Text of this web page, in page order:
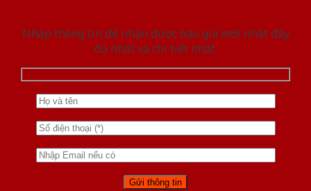
Nhập thông tin để nhận được báo giá mới nhât đầy
đủ nhất và chi tiết nhất.